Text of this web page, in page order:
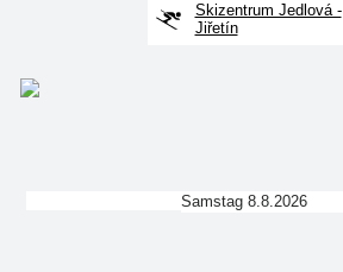
Skizentrum Jedlová -
Jiřetín
Samstag 8.8.2026